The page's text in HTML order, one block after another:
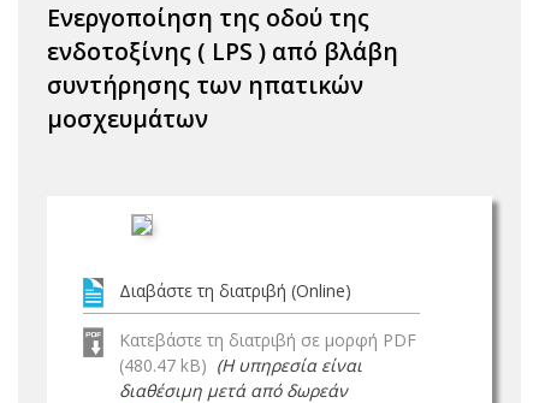
Ενεργοποίηση της οδού της
ενδοτοξίνης ( LPS ) από βλάβη
συντήρησης των ηπατικών
μοσχευμάτων
Διαβάστε τη διατριβή (Online)
Κατεβάστε τη διατριβή σε μορφή PDF
(480.47 kB) (Η υπηρεσία είναι
διαθέσιμη μετά από δωρεάν